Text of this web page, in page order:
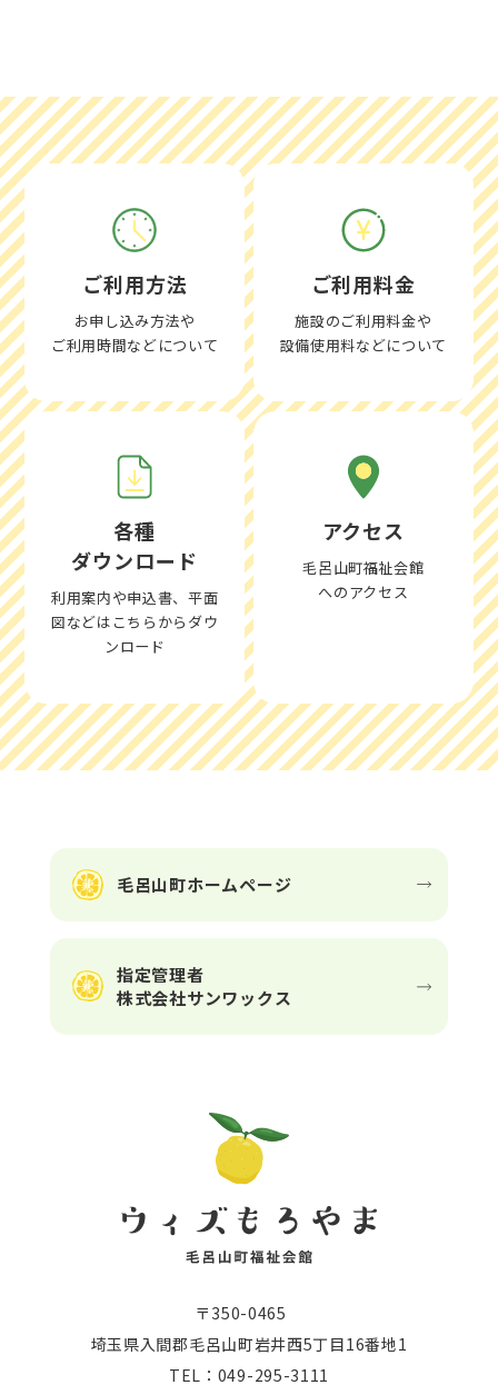
ご利用方法
お申し込み方法や
ご利用時間などについて
ご利用料金
施設のご利用料金や
設備使用料などについて
各種
ダウンロード
利用案内や申込書、平面
図などはこちらからダウ
ンロード
アクセス
毛呂山町福祉会館
へのアクセス
毛呂山町ホームページ
指定管理者
株式会社サンワックス
〒350-0465
埼玉県入間郡毛呂山町岩井西5丁目16番地1
TEL：049-295-3111